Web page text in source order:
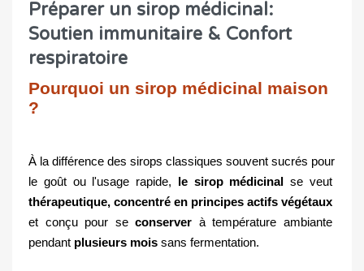
Préparer un sirop médicinal:
Soutien immunitaire & Confort
respiratoire
Pourquoi un sirop médicinal maison
?
À la différence des sirops classiques souvent sucrés pour
le goût ou l'usage rapide, le sirop médicinal
thérapeutique,
et conçu pour se conserver à température ambiante
pendant plusieurs mois sans fermentation.